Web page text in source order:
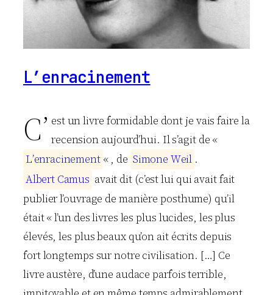
L’enracinement
C’ est un livre formidable dont je vais faire la
recension aujourd’hui. Il s’agit de «
L’enracinement « , de Simone Weil .
Albert Camus avait dit (c’est lui qui avait fait
publier l’ouvrage de manière posthume) qu’il
était « l’un des livres les plus lucides, les plus
élevés, les plus beaux qu’on ait écrits depuis
fort longtemps sur notre civilisation. […] Ce
livre austère, d’une audace parfois terrible,